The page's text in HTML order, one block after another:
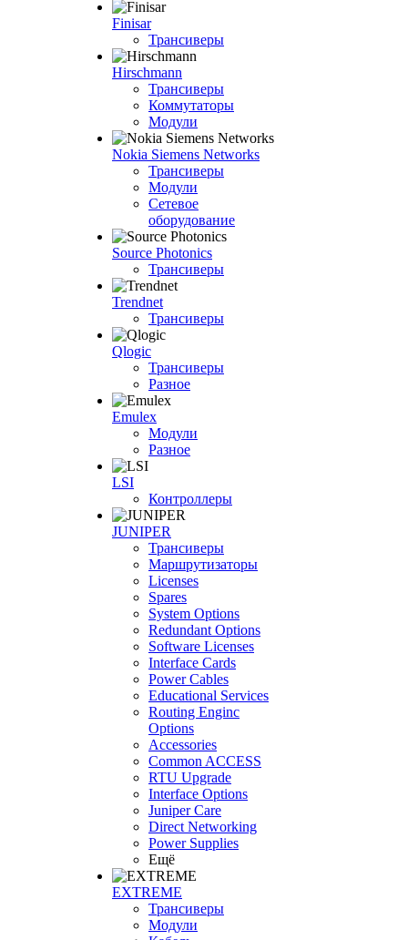
Finisar
Трансиверы
Hirschmann
Трансиверы
Коммутаторы
Модули
Nokia Siemens Networks
Трансиверы
Модули
Сетевое
оборудование
Source Photonics
Трансиверы
Trendnet
Трансиверы
Qlogic
Трансиверы
Разное
Emulex
Модули
Разное
LSI
Контроллеры
JUNIPER
Трансиверы
Маршрутизаторы
Licenses
Spares
System Options
Redundant Options
Software Licenses
Interface Cards
Power Cables
Educational Services
Routing Enginc
Options
Accessories
Common ACCESS
RTU Upgrade
Interface Options
Juniper Care
Direct Networking
Power Supplies
Ещё
EXTREME
Трансиверы
Модули